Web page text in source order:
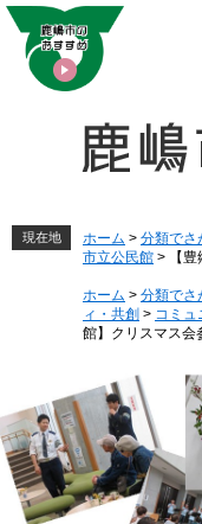
ペ
メ
現在地 ホーム > 分類でさ
市立公民館 > 【
ホーム > 分類でさ
ィ・共創 > コミュ
館】クリスマス会